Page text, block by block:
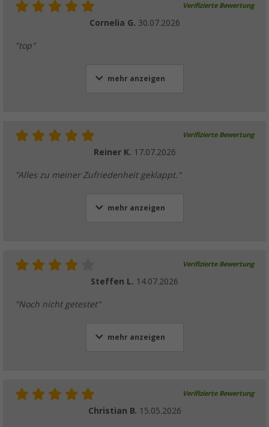
Verifizierte Bewertung
Cornelia G. 30.07.2026
"top"
mehr anzeigen
Verifizierte Bewertung
Reiner K. 17.07.2026
"Alles zu meiner Zufriedenheit geklappt."
mehr anzeigen
Verifizierte Bewertung
Steffen L. 14.07.2026
"Noch nicht getestet"
mehr anzeigen
Verifizierte Bewertung
Christian B. 15.05.2026